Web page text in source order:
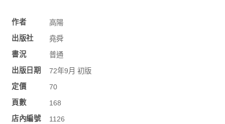
作者
高陽
出版社
堯舜
書況
普通
出版日期
72年9月 初版
定價
70
頁數
168
店內編號
1126